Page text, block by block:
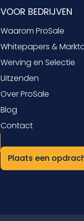
VOOR BEDRIJVEN
Waarom ProSale
Whitepapers &
Werving en Selectie
Uitzenden
Over ProSale
Blog
Contact
Plaats een